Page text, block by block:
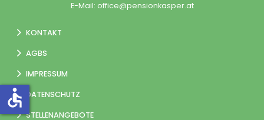
E-Mail: office@pensionkasper.at
KONTAKT
AGBS
IMPRESSUM
DATENSCHUTZ
STELLENANGEBOTE
accessible